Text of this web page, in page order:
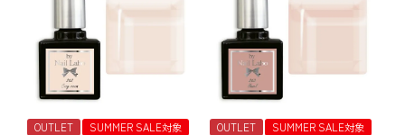
OUTLET SUMMER SALE対象 OUTLET SUMMER SALE対象